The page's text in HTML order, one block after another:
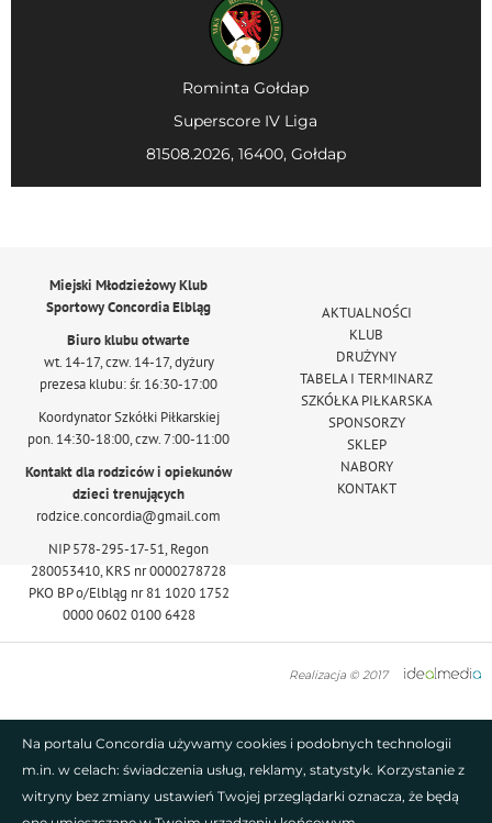
Rominta Gołdap
Superscore IV Liga
81508.2026, 16400, Gołdap
Miejski Młodzieżowy Klub
Sportowy Concordia Elbląg
Biuro klubu otwarte
wt. 14-17, czw. 14-17, dyżury
prezesa klubu: śr. 16:30-17:00
Koordynator Szkółki Piłkarskiej
pon. 14:30-18:00, czw. 7:00-11:00
Kontakt dla rodziców i opiekunów
dzieci trenujących
rodzice.concordia@gmail.com
NIP 578-295-17-51, Regon
280053410, KRS nr 0000278728
PKO BP o/Elbląg nr 81 1020 1752
0000 0602 0100 6428
AKTUALNOŚCI
KLUB
DRUŻYNY
TABELA I TERMINARZ
SZKÓŁKA PIŁKARSKA
SPONSORZY
SKLEP
NABORY
KONTAKT
Realizacja © 2017
Na portalu Concordia używamy cookies i podobnych technologii
m.in. w celach: świadczenia usług, reklamy, statystyk. Korzystanie z
witryny bez zmiany ustawień Twojej przeglądarki oznacza, że będą